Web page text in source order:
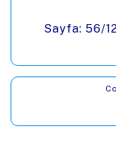
Sayfa: 56/